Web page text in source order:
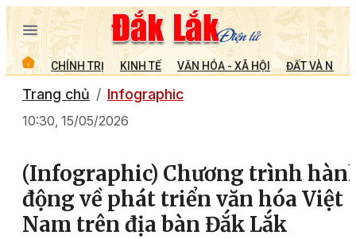
CHÍNH TRỊ KINH TẾ VĂN HÓA - XÃ HỘI ĐẤT VÀ
Trang chủ Infographic
10:30, 15/05/2026
(Infographic) Chương trình
động về phát triển văn hóa Việt
Nam trên địa bàn Đắk Lắk